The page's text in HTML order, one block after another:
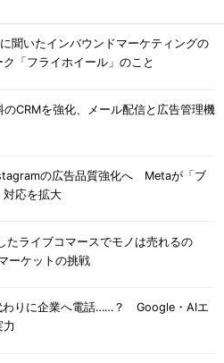
聞いたインバウンドマーケティングの
「フライホイール」のこと
CRMを強化、メール配信と広告管理機
の広告品質強化へ Metaが「ブ
対応を拡大
たライブコマースでモノは売れるの
ーケットの挑戦
わりに企業へ電話……？ Google・AIエ
力